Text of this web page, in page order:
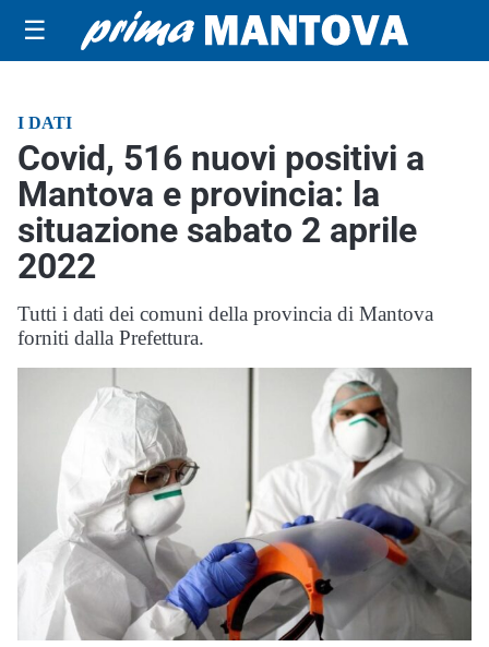
☰
I DATI
Covid, 516 nuovi positivi a
Mantova e provincia: la
situazione sabato 2 aprile
2022
Tutti i dati dei comuni della provincia di Mantova
forniti dalla Prefettura.